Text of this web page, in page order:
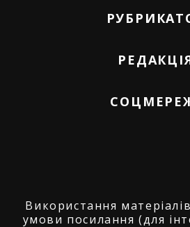
Використання
умови посилання (для